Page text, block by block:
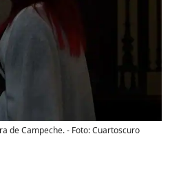
de Campeche.- Foto:Cuartoscuro